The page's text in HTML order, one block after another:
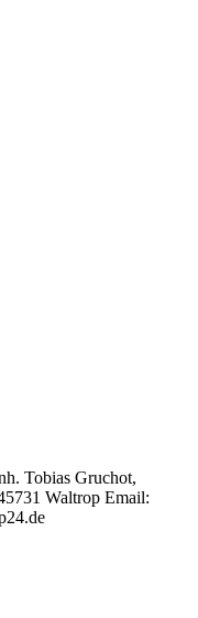
Tobias Gruchot,
Waltrop Email: